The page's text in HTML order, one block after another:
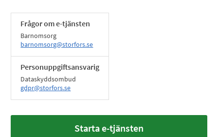
Frågor om e-tjänsten
Barnomsorg
barnomsorg@storfors.se
Personuppgiftsansvarig
Dataskyddsombud
gdpr@storfors.se
Starta e-tjänsten